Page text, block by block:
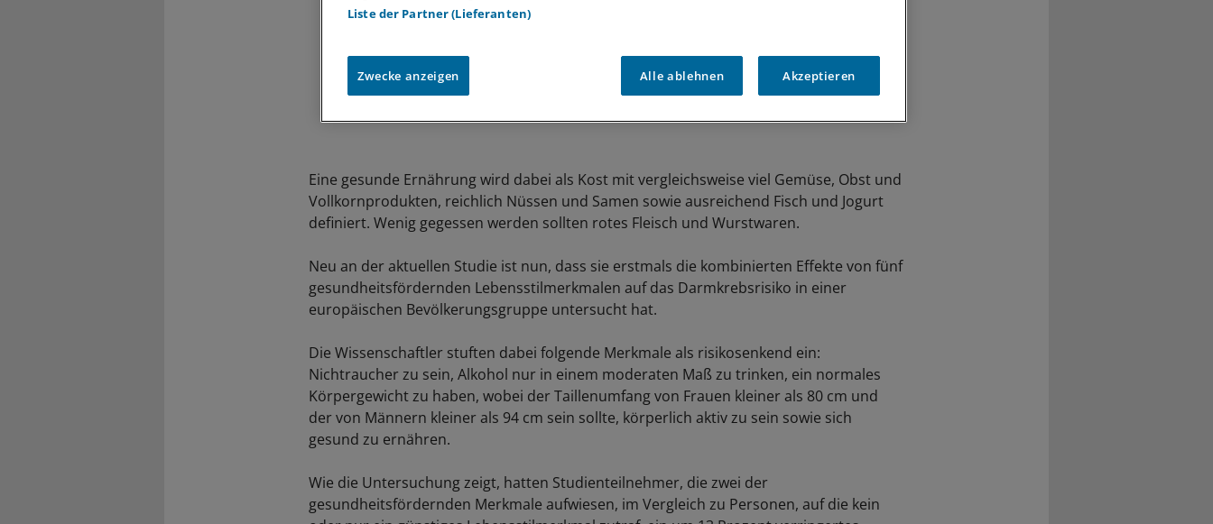
Eine gesunde Ernährung wird dabei als Kost mit vergleichsweise viel Gemüse, Obst und
Vollkornprodukten, reichlich Nüssen und Samen sowie ausreichend Fisch und Jogurt
definiert. Wenig gegessen werden sollten rotes Fleisch und Wurstwaren.
Neu an der aktuellen Studie ist nun, dass sie erstmals die kombinierten Effekte von fünf
gesundheitsfördernden Lebensstilmerkmalen auf das Darmkrebsrisiko in einer
europäischen Bevölkerungsgruppe untersucht hat.
Die Wissenschaftler stuften dabei folgende Merkmale als risikosenkend ein:
Nichtraucher zu sein, Alkohol nur in einem moderaten Maß zu trinken, ein normales
Körpergewicht zu haben, wobei der Taillenumfang von Frauen kleiner als 80 cm und
der von Männern kleiner als 94 cm sein sollte, körperlich aktiv zu sein sowie sich
gesund zu ernähren.
Wie die Untersuchung zeigt, hatten Studienteilnehmer, die zwei der
gesundheitsfördernden Merkmale aufwiesen, im Vergleich zu Personen, auf die kein
Liste der Partner (Lieferanten)
Zwecke anzeigen Alle ablehnen Akzeptieren